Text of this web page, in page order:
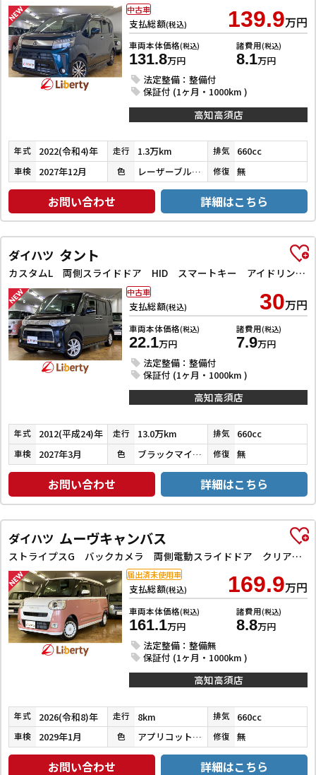
支払総額(税込) 139.9万円
車両本体価格(税込)
131.8万円
諸費用(税込)
8.1万円
法定整備：整備付
保証付 (1ヶ月・1000km )
中古車
高知高須店
年式 2022(令和4)年 走行 1.3万km 排気 660cc
車検 2027年12月 色 レーザーブルークリスタルシャイン 修復 無
お問い合わせ 詳細はこちら
ダイハツ タント
カスタムL 両側スライドドア HID スマートキー アイドリングストップ 電動格納ミラー ベンチシート CVT 盗難防止システム ABS アルミホイール 衝突安全ボディ エアコン パワーステアリング
支払総額(税込) 30万円
車両本体価格(税込)
22.1万円
諸費用(税込)
7.9万円
法定整備：整備付
保証付 (1ヶ月・1000km )
中古車
高知高須店
年式 2012(平成24)年 走行 13.0万km 排気 660cc
車検 2027年3月 色 ブラックマイカメタリック 修復 無
お問い合わせ 詳細はこちら
ダイハツ ムーヴキャンバス
ストライプスG バックカメラ 両側電動スライドドア クリアランスソナー 衝突被害軽減システム オートライト LEDヘッドランプ スマートキー アイドリングストップ 電動格納ミラー シートヒーター ベンチシート CVT
支払総額(税込) 169.9万円
車両本体価格(税込)
161.1万円
諸費用(税込)
8.8万円
法定整備：整備無
保証付 (1ヶ月・1000km )
届出済未使用車
高知高須店
年式 2026(令和8)年 走行 8km 排気 660cc
車検 2029年1月 色 アプリコットピンクメタリック／シャイニングホワイトパール 修復 無
お問い合わせ 詳細はこちら